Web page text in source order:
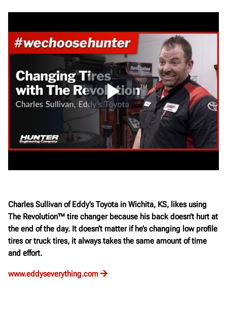
Charles Sullivan of Eddy’s Toyota in Wichita, KS, likes using
The Revolution™ tire changer because his back doesn’t hurt at
the end of the day. It doesn’t matter if he’s changing low profile
tires or truck tires, it always takes the same amount of time
and effort.
www.eddyseverything.com